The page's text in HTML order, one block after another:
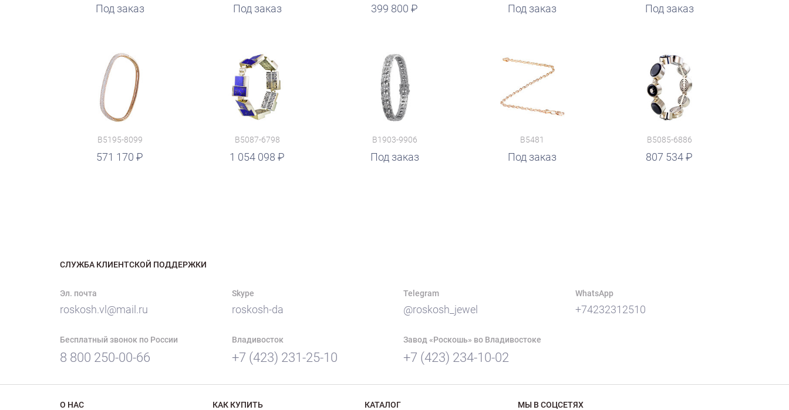
Под заказ Под заказ 399 800
руб. Под заказ Под заказ
B5195-8099
571 170
B5087-6798
1 054 098
руб.
B1903-9906
Под заказ
B5481
Под заказ
B5085-6886
807 534
руб.
СЛУЖБА КЛИЕНТСКОЙ ПОДДЕРЖКИ
Эл. почта
roskosh.vl@mail.ru
Skype
roskosh-da
Telegram
@roskosh_jewel
WhatsApp
+74232312510
Бесплатный звонок по России
8 800 250-00-66
Владивосток
+7 (423) 231-25-10
Завод «Роскошь» во Владивостоке
+7 (423) 234-10-02
О НАС КАК КУПИТЬ КАТАЛОГ МЫ В СОЦСЕТЯХ